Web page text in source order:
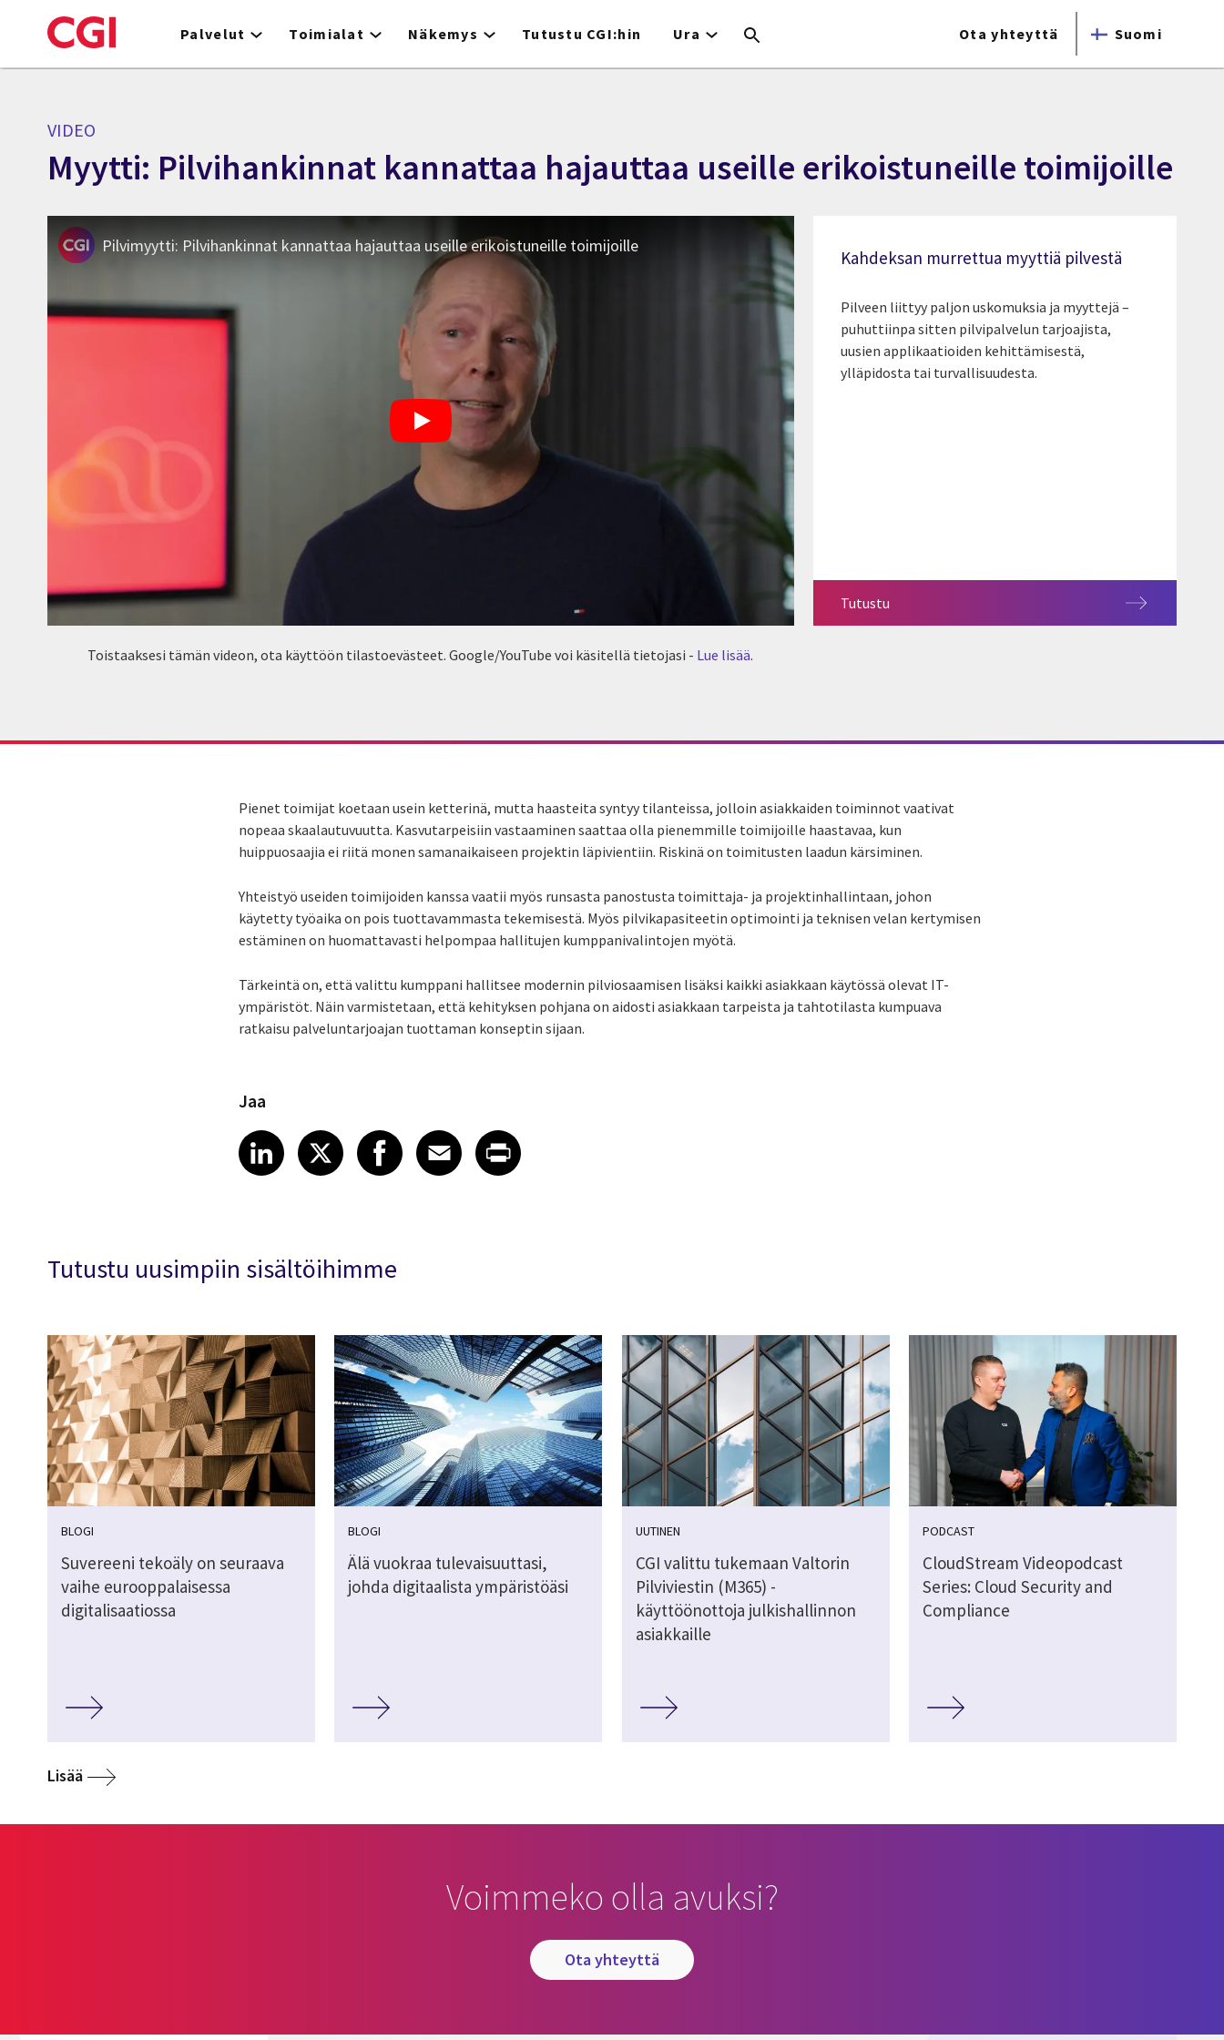
to
Palvelut Toimialat Näkemys Tutustu CGI:hin Ura Ota yhteyttä Suomi
VIDEO
Myytti: Pilvihankinnat kannattaa hajauttaa useille erikoistuneille toimijoille
Pilvimyytti: Pilvihankinnat kannattaa hajauttaa useille erikoistuneille toimijoille
Toistaaksesi tämän videon, ota käyttöön tilastoevästeet. Google/YouTube voi käsitellä tietojasi - Lue lisää.
Kahdeksan murrettua myyttiä pilvestä
Pilveen liittyy paljon uskomuksia ja myyttejä –
puhuttiinpa sitten pilvipalvelun tarjoajista,
uusien applikaatioiden kehittämisestä,
ylläpidosta tai turvallisuudesta.
Tutustu
Pienet toimijat koetaan usein ketterinä, mutta haasteita syntyy tilanteissa, jolloin asiakkaiden toiminnot vaativat
nopeaa skaalautuvuutta. Kasvutarpeisiin vastaaminen saattaa olla pienemmille toimijoille haastavaa, kun
huippuosaajia ei riitä monen samanaikaiseen projektin läpivientiin. Riskinä on toimitusten laadun kärsiminen.
Yhteistyö useiden toimijoiden kanssa vaatii myös runsasta panostusta toimittaja- ja projektinhallintaan, johon
käytetty työaika on pois tuottavammasta tekemisestä. Myös pilvikapasiteetin optimointi ja teknisen velan kertymisen
estäminen on huomattavasti helpompaa hallitujen kumppanivalintojen myötä.
Tärkeintä on, että valittu kumppani hallitsee modernin pilviosaamisen lisäksi kaikki asiakkaan käytössä olevat IT-
ympäristöt. Näin varmistetaan, että kehityksen pohjana on aidosti asiakkaan tarpeista ja tahtotilasta kumpuava
ratkaisu palveluntarjoajan tuottaman konseptin sijaan.
Jaa
Share article on LinkedIn
LinkedIn
Share article on X
XShare article on Facebook
Facebook
Share article on Email
Email
Share article on Print
Tutustu uusimpiin sisältöihimme
BLOGI
Suvereeni tekoäly on seuraava
vaihe eurooppalaisessa
digitalisaatiossa
BLOGI
Älä vuokraa tulevaisuuttasi,
johda digitaalista ympäristöäsi
UUTINEN
CGI valittu tukemaan Valtorin
Pilviviestin (M365) -
käyttöönottoja julkishallinnon
asiakkaille
PODCAST
CloudStream Videopodcast
Series: Cloud Security and
Compliance
Lisää
Voimmeko olla avuksi?
ota yhteyttä